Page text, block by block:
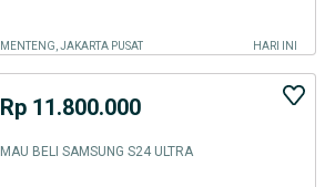
MENTENG, JAKARTA PUSAT HARI INI
Rp 11.800.000
MAU BELI SAMSUNG S24 ULTRA